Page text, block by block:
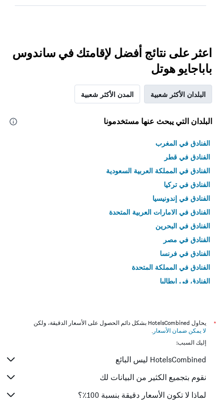
اعثر على نتائج أفضل لإقامتك في ساندوس
باباجايو هوتل
البلدان الأكثر شعبية المدن الأكثر شعبية
البلدان التي يبحث عنها مستخدمونا
الفنادق في المغرب
الفنادق في قطر
الفنادق في المملكة العربية السعودية
الفنادق في تركيا
الفنادق في إندونيسيا
الفنادق في الامارات العربية المتحدة
الفنادق في البحرين
الفنادق في مصر
الفنادق في فرنسا
الفنادق في المملكة المتحدة
الفنادق في إيطاليا
*
يحاول HotelsCombined بشكل دائم الحصول على الأسعار الدقيقة، ولكن
لا يمكن ضمان الأسعار .
إليك السبب:
HotelsCombined ليس البائع
نقوم بتجميع الكثير من البيانات لك
لماذا لا تكون الأسعار دقيقة بنسبة 100٪؟